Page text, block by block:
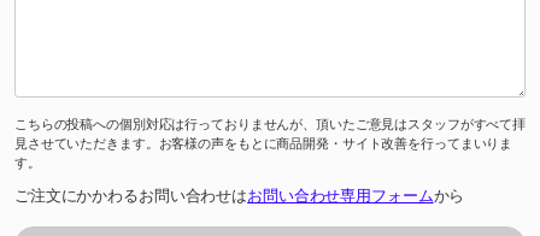
こちらの投稿への個別対応は行っておりませんが、頂いたご意見はスタッフがすべて拝
見させていただきます。お客様の声をもとに商品開発・サイト改善を行ってまいりま
す。
ご注文にかかわるお問い合わせはお問い合わせ専用フォームから